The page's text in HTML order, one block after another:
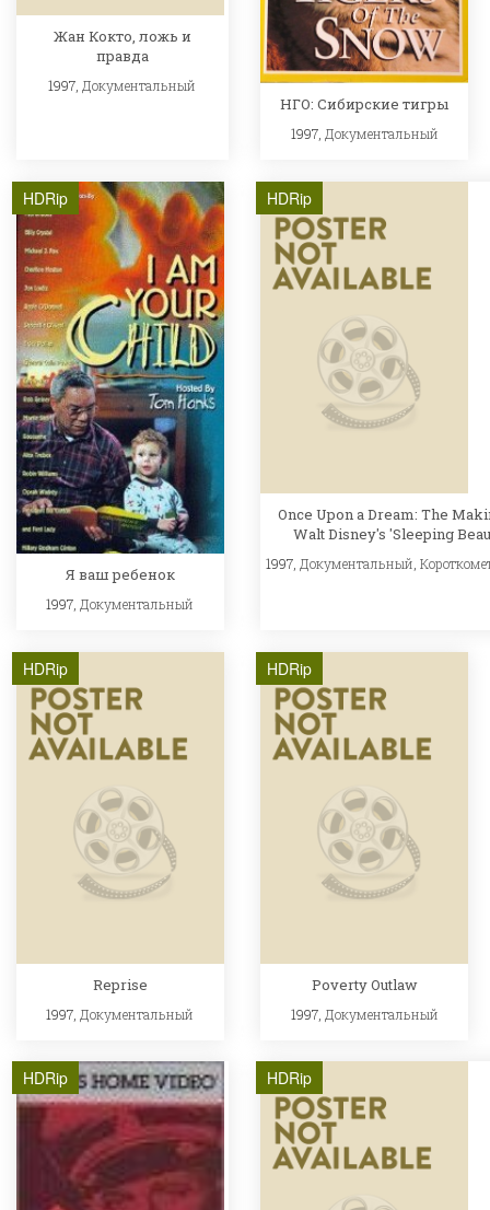
Жан Кокто, ложь и
правда
1997, Документальный
НГО: Сибирские тигры
1997, Документальный
HDRip
Я ваш ребенок
1997, Документальный
HDRip
Once Upon a Dream: The
Walt Disney's 'Sleeping
1997, Документальный ,
HDRip
Reprise
1997, Документальный
HDRip
Poverty Outlaw
1997, Документальный
HDRip HDRip